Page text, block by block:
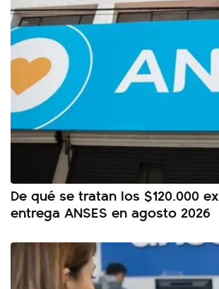
De qué se tratan los $120.000
entrega ANSES en agosto 2026